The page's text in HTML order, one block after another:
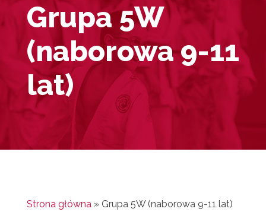
Grupa 5W
(naborowa 9-11
lat)
Strona główna» Grupa 5W (naborowa 9-11 lat)